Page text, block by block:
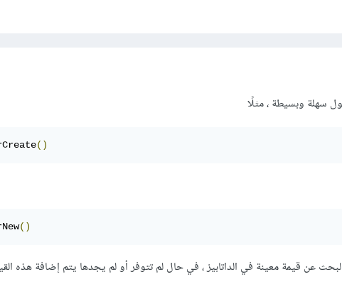
سهلة وبسيطة ، مثلًا
()
()